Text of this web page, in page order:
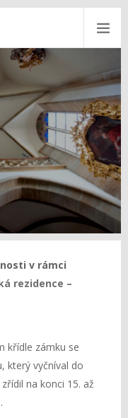
v rámci
rezidence –
křídle zámku se
který vyčníval do
na konci 15. až